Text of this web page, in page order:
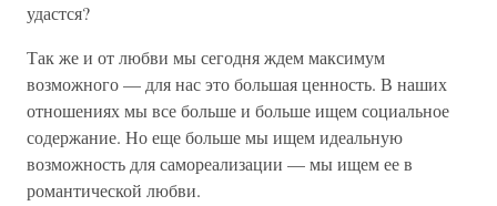
удастся?
Так же и от любви мы сегодня ждем максимум
возможного — для нас это большая ценность. В наших
отношениях мы все больше и больше ищем социальное
содержание. Но еще больше мы ищем идеальную
возможность для самореализации — мы ищем ее в
романтической любви.